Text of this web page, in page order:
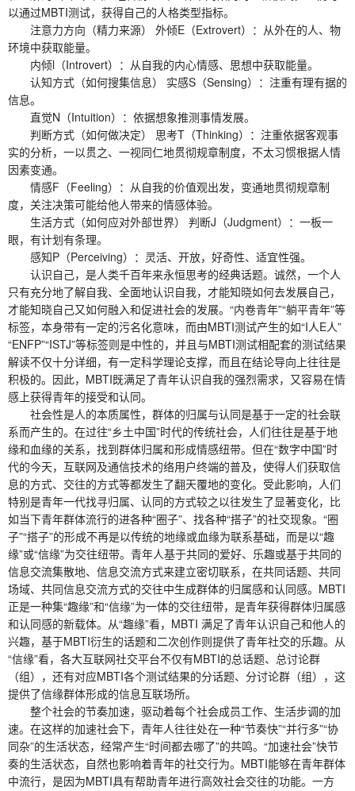
以通过MBTI测试，获得自己的人格类型指标。
注意力方向（精力来源） 外倾E（Extrovert）：从外在的人、物
环境中获取能量。
内倾l（Introvert）：从自我的内心情感、思想中获取能量。
认知方式（如何搜集信息） 实感S（Sensing）：注重有理有据的
信息。
直觉N（Intuition）：依据想象推测事情发展。
判断方式（如何做决定） 思考T（Thinking）：注重依据客观事
实的分析，一以贯之、一视同仁地贯彻规章制度，不太习惯根据人情
因素变通。
情感F（Feeling）：从自我的价值观出发，变通地贯彻规章制
度，关注决策可能给他人带来的情感体验。
生活方式（如何应对外部世界） 判断J（Judgment）：一板一
眼，有计划有条理。
感知P（Perceiving）：灵活、开放，好奇性、适宜性强。
认识自己，是人类千百年来永恒思考的经典话题。诚然，一个人
只有充分地了解自我、全面地认识自我，才能知晓如何去发展自己，
才能知晓自己又如何融入和促进社会的发展。“内卷青年”“躺平青年”等
标签，本身带有一定的污名化意味，而由MBTI测试产生的如“I人E人”
“ENFP”“ISTJ”等标签则是中性的，并且与MBTI测试相配套的测试结果
解读不仅十分详细，有一定科学理论支撑，而且在结论导向上往往是
积极的。因此，MBTI既满足了青年认识自我的强烈需求，又容易在情
感上获得青年的接受和认同。
社会性是人的本质属性，群体的归属与认同是基于一定的社会联
系而产生的。在过往“乡土中国”时代的传统社会，人们往往是基于地
缘和血缘的关系，找到群体归属和形成情感纽带。但在“数字中国”时
代的今天，互联网及通信技术的络用户终端的普及，使得人们获取信
息的方式、交往的方式等都发生了翻天覆地的变化。受此影响，人们
特别是青年一代找寻归属、认同的方式较之以往发生了显著变化，比
如当下青年群体流行的进各种“圈子”、找各种“搭子”的社交现象。“圈
子”“搭子”的形成不再是以传统的地缘或血缘为联系基础，而是以“趣
缘”或“信缘”为交往纽带。青年人基于共同的爱好、乐趣或基于共同的
信息交流集散地、信息交流方式来建立密切联系，在共同话题、共同
场域、共同信息交流方式的交往中生成群体的归属感和认同感。MBTI
正是一种集“趣缘”和“信缘”为一体的交往纽带，是青年获得群体归属感
和认同感的新载体。从“趣缘”看，MBTI 满足了青年认识自己和他人的
兴趣，基于MBTI衍生的话题和二次创作则提供了青年社交的乐趣。从
“信缘”看，各大互联网社交平台不仅有MBTI的总话题、总讨论群
（组），还有对应MBTI各个测试结果的分话题、分讨论群（组），这
提供了信缘群体形成的信息互联场所。
整个社会的节奏加速，驱动着每个社会成员工作、生活步调的加
速。在这样的加速社会下，青年人往往处在一种“节奏快”“并行多”“协
同杂”的生活状态，经常产生“时间都去哪了”的共鸣。“加速社会”快节
奏的生活状态，自然也影响着青年的社交行为。MBTI能够在青年群体
中流行，是因为MBTI具有帮助青年进行高效社会交往的功能。一方